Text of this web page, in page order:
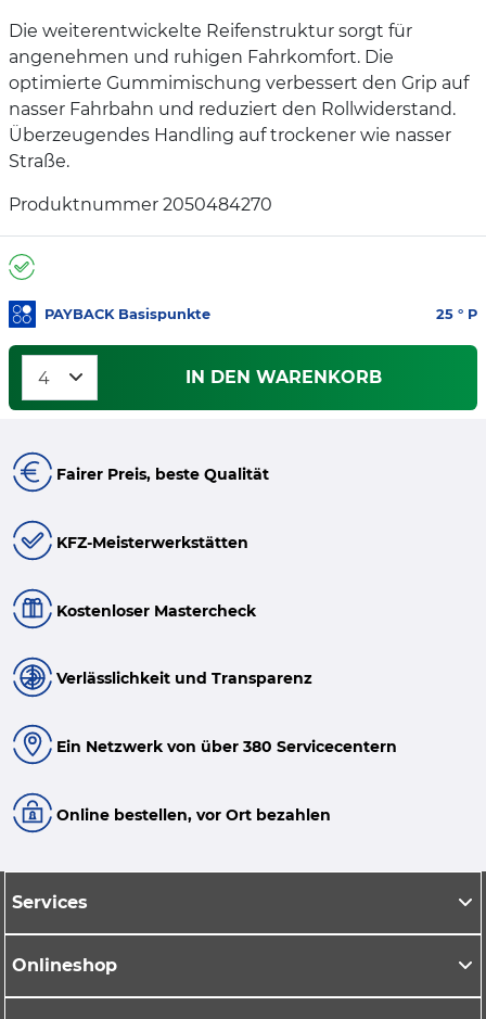
Die weiterentwickelte Reifenstruktur sorgt für
angenehmen und ruhigen Fahrkomfort. Die
optimierte Gummimischung verbessert den Grip auf
nasser Fahrbahn und reduziert den Rollwiderstand.
Überzeugendes Handling auf trockener wie nasser
Straße.
Produktnummer 2050484270
PAYBACK Basispunkte 25 ° P
IN DEN WARENKORB
Fairer Preis, beste Qualität
KFZ-Meisterwerkstätten
Kostenloser Mastercheck
Verlässlichkeit und Transparenz
Ein Netzwerk von über 380 Servicecentern
Online bestellen, vor Ort bezahlen
Services
Onlineshop